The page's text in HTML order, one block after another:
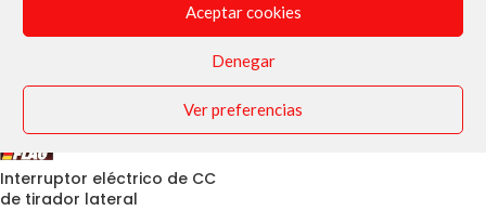
Aceptar cookies
Denegar
Ver preferencias
Interruptor eléctrico de CC
de tirador lateral